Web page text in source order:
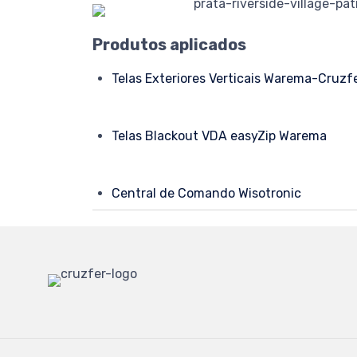
Produtos aplicados
Telas Exteriores Verticais Warema-
Telas Blackout VDA easyZip Warema
Central de Comando Wisotronic